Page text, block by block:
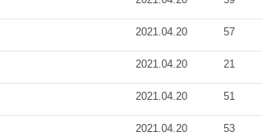
2021.04.20 57
2021.04.20 21
2021.04.20 51
2021.04.20 53